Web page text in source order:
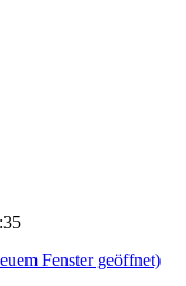
Fenster geöffnet)